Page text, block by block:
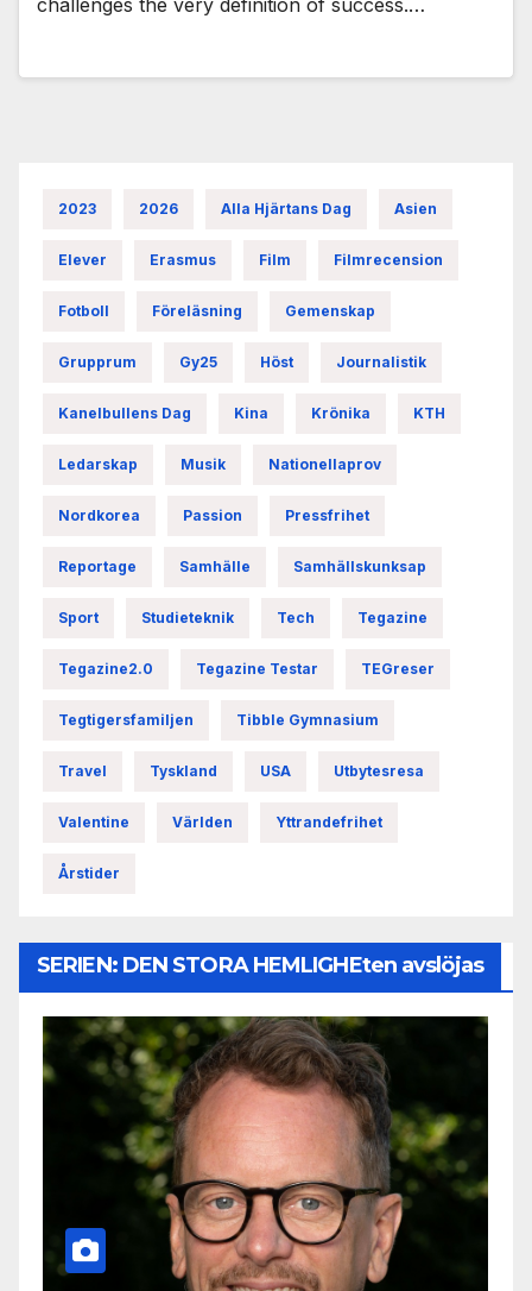
challenges the very definition of success.…
2023 2026 Alla Hjärtans Dag Asien
Elever Erasmus Film Filmrecension
Fotboll Föreläsning Gemenskap
Grupprum Gy25 Höst Journalistik
Kanelbullens Dag Kina Krönika KTH
Ledarskap Musik Nationellaprov
Nordkorea Passion Pressfrihet
Reportage Samhälle Samhällskunksap
Sport Studieteknik Tech Tegazine
Tegazine2.0 Tegazine Testar TEGreser
Tegtigersfamiljen Tibble Gymnasium
Travel Tyskland USA Utbytesresa
Valentine Världen Yttrandefrihet
Årstider
SERIEN: DEN STORA HEMLIGHEten avslöjas